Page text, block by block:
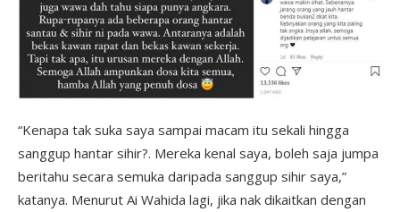
“Kenapa tak suka saya sampai macam itu sekali hingga
sanggup hantar sihir?. Mereka kenal saya, boleh saja jumpa
beritahu secara semuka daripada sanggup sihir saya,”
katanya. Menurut Ai Wahida lagi, jika nak dikaitkan dengan